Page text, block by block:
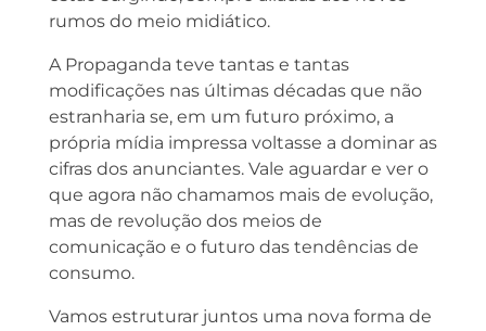
rumos do meio midiático.
A Propaganda teve tantas e tantas
modificações nas últimas décadas que não
estranharia se, em um futuro próximo, a
própria mídia impressa voltasse a dominar as
cifras dos anunciantes. Vale aguardar e ver o
que agora não chamamos mais de evolução,
mas de revolução dos meios de
comunicação e o futuro das tendências de
consumo.
Vamos estruturar juntos uma nova forma de